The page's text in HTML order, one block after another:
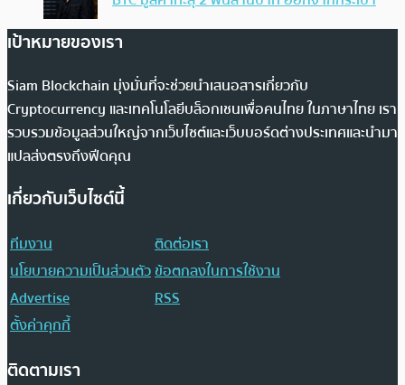
เป้าหมายของเรา
Siam Blockchain มุ่งมั่นที่จะช่วยนำเสนอสารเกี่ยวกับ
Cryptocurrency และเทคโนโลยีบล็อกเชนเพื่อคนไทย ในภาษาไทย เรา
รวบรวมข้อมูลส่วนใหญ่จากเว็บไซต์และเว็บบอร์ดต่างประเทศและนำมา
แปลส่งตรงถึงฟีดคุณ
เกี่ยวกับเว็บไซต์นี้
ทีมงาน
ติดต่อเรา
นโยบายความเป็นส่วนตัวข้อตกลงในการใช้งาน
Advertise
RSS
ตั้งค่าคุกกี้
ติดตามเรา